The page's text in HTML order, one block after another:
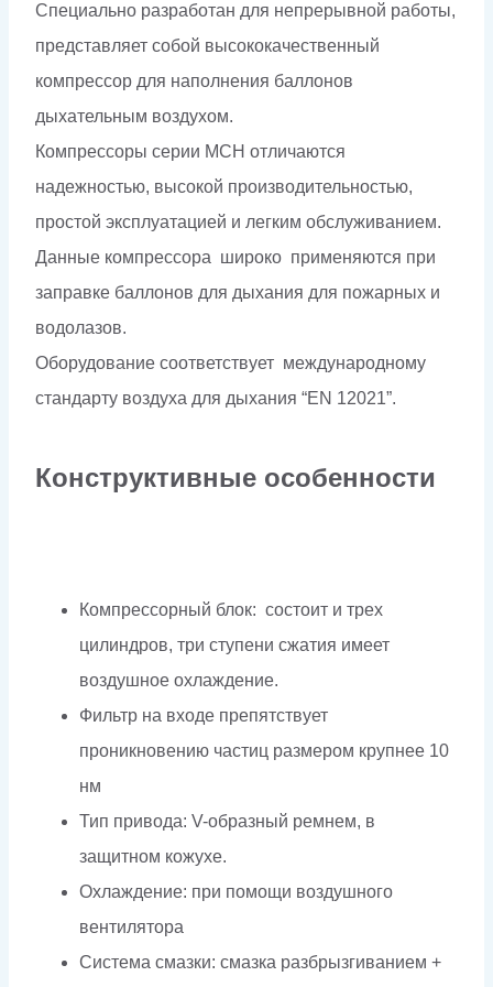
Cпециально разработан для непрерывной работы,
представляет собой высококачественный
компрессор для наполнения баллонов
дыхательным воздухом.
Компрессоры серии MCH отличаются
надежностью, высокой производительностью,
простой эксплуатацией и легким обслуживанием.
Данные компрессора широко применяются при
заправке баллонов для дыхания для пожарных и
водолазов.
Оборудование соответствует международному
стандарту воздуха для дыхания “EN 12021”.
Конструктивные особенности
Компрессорный блок: состоит и трех
цилиндров, три ступени сжатия имеет
воздушное охлаждение.
Фильтр на входе препятствует
проникновению частиц размером крупнее 10
нм
Тип привода: V-образный ремнем, в
защитном кожухе.
Охлаждение: при помощи воздушного
вентилятора
Система смазки: смазка разбрызгиванием +